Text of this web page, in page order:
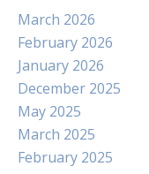
March 2026
February 2026
January 2026
December 2025
May 2025
March 2025
February 2025